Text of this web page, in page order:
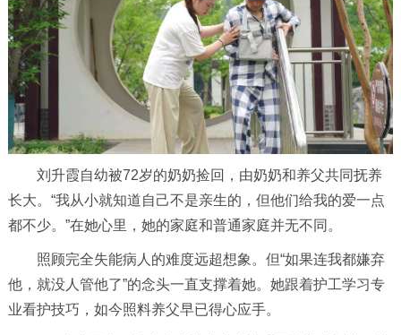
刘升霞自幼被72岁的奶奶捡回，由奶奶和养父共同抚养
长大。“我从小就知道自己不是亲生的，但他们给我的爱一点
都不少。”在她心里，她的家庭和普通家庭并无不同。
照顾完全失能病人的难度远超想象。但“如果连我都嫌弃
他，就没人管他了”的念头一直支撑着她。她跟着护工学习专
业看护技巧，如今照料养父早已得心应手。